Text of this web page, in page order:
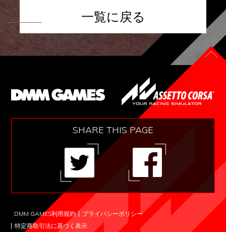
一覧に戻る
SHARE THIS PAGE
DMM GAMES利用規約
プライバシーポリシー
特定商取引法に基づく表示